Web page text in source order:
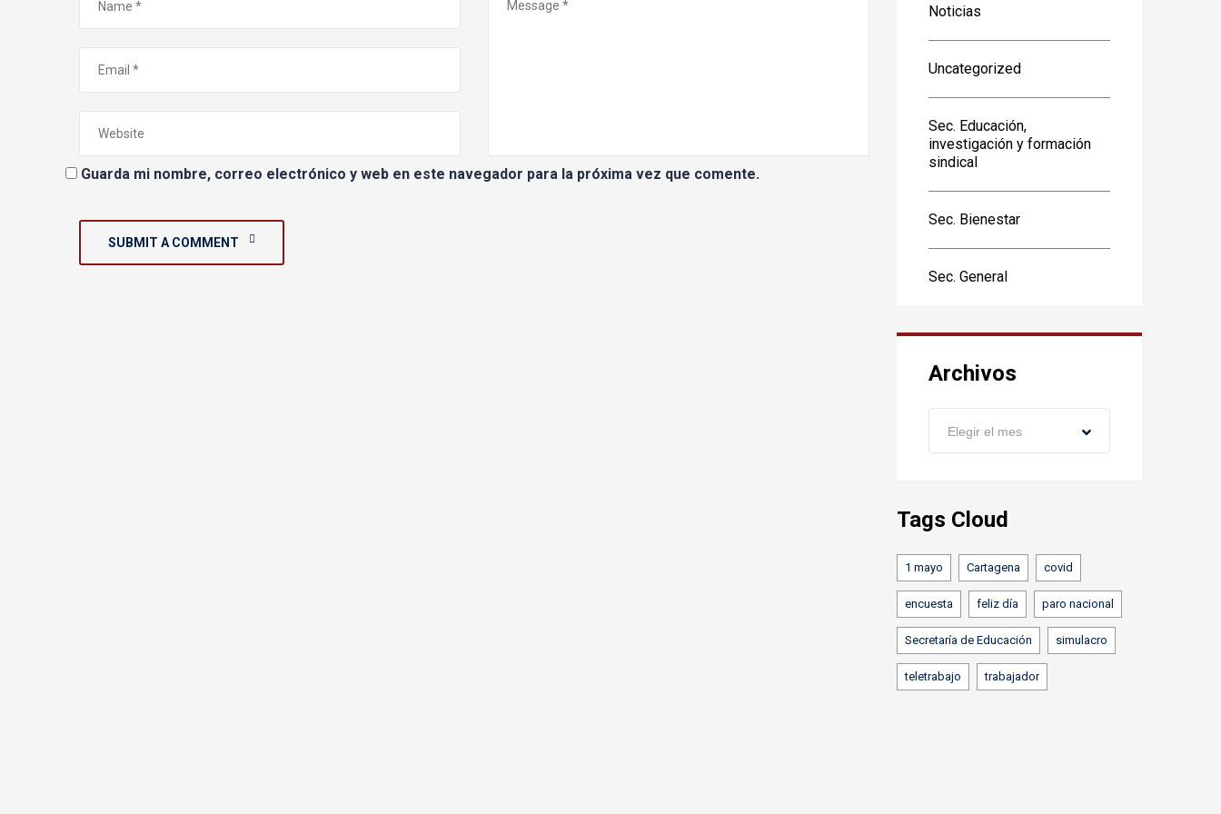
Guarda mi nombre, correo electrónico y web en este navegador para la próxima vez que comente.
SUBMIT A COMMENT
Noticias
Uncategorized
Sec. Educación,
investigación y formación
sindical
Sec. Bienestar
Sec. General
Archivos
Archivos
Elegir el mes
Tags Cloud
1 mayo Cartagena covid
encuesta feliz día paro nacional
Secretaría de Educación simulacro
teletrabajo trabajador